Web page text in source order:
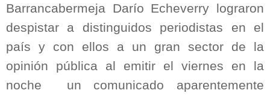
Barrancabermeja Darío Echeverry lograron
despistar a distinguidos periodistas en el
país y con ellos a un gran sector de la
opinión pública al emitir el viernes en la
noche un comunicado aparentemente